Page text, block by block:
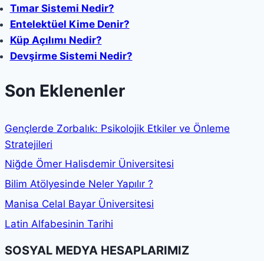
Tımar Sistemi Nedir?
Entelektüel Kime Denir?
Küp Açılımı Nedir?
Devşirme Sistemi Nedir?
Son Eklenenler
Gençlerde Zorbalık: Psikolojik Etkiler ve Önleme
Stratejileri
Niğde Ömer Halisdemir Üniversitesi
Bilim Atölyesinde Neler Yapılır ?
Manisa Celal Bayar Üniversitesi
Latin Alfabesinin Tarihi
SOSYAL MEDYA HESAPLARIMIZ